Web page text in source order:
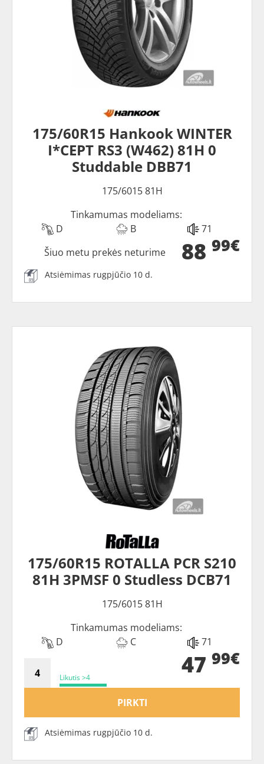
175/60R15 Hankook WINTER
I*CEPT RS3 (W462) 81H 0
Studdable DBB71
175/6015 81H
Tinkamumas modeliams:
D
B 71
88 99€
Šiuo metu prekės neturime
Atsiėmimas rugpjūčio 10 d.
175/60R15 ROTALLA PCR S210
81H 3PMSF 0 Studless DCB71
175/6015 81H
Tinkamumas modeliams:
D
C 71
Likutis >4 47 99€
PIRKTI
Atsiėmimas rugpjūčio 10 d.